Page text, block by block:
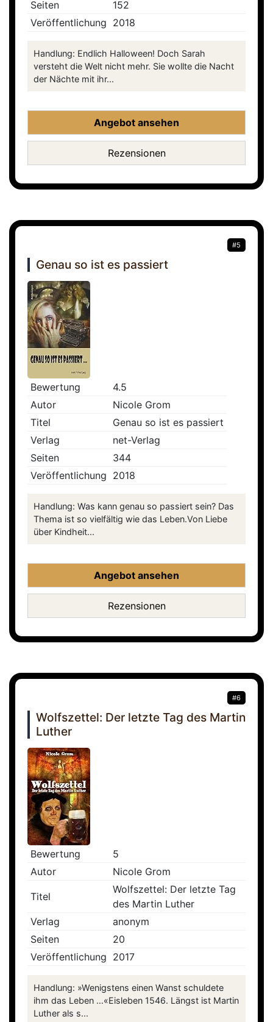
Seiten
152
Veröffentlichung 2018
Handlung: Endlich Halloween! Doch Sarah
versteht die Welt nicht mehr. Sie wollte die Nacht
der Nächte mit ihr...
Angebot ansehen
Rezensionen
#5
Genau so ist es passiert
Bewertung
4.5
Autor
Nicole Grom
Titel
Genau so ist es passiert
Verlag
net-Verlag
Seiten
344
Veröffentlichung 2018
Handlung: Was kann genau so passiert sein? Das
Thema ist so vielfältig wie das Leben.Von Liebe
über Kindheit...
Angebot ansehen
Rezensionen
#6
Wolfszettel: Der letzte Tag des Martin
Luther
Bewertung
5
Autor
Nicole Grom
Titel
Wolfszettel: Der letzte Tag
des Martin Luther
Verlag
anonym
Seiten
20
Veröffentlichung 2017
Handlung: »Wenigstens einen Wanst schuldete
ihm das Leben …«Eisleben 1546. Längst ist Martin
Luther als s...